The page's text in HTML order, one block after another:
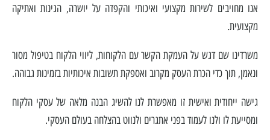
אנו מחויבים לשירות מקצועי ואיכותי והקפדה על יושרה, הגינות ואתיקה
מקצועית.
משרדינו שם דגש על העמקת הקשר עם הלקוחות, ליווי הלקוח בטיפול מסור
ונאמן, תוך כדי הכרת העסק מקרוב ואספקת תשובות איכותיות בזמינות גבוהה.
גישה ייחודית ואישית זו מאפשרת לנו להשיג הבנה מלאה של עסקי הלקוח
ומסייעת לו ולנו לעמוד בפני אתגרים ולנווט בהצלחה בעולם העסקי.